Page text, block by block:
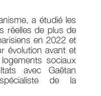
a étudié les
réelles de plus de
en 2022 et
évolution avant et
sociaux
avec Gaëtan
de la